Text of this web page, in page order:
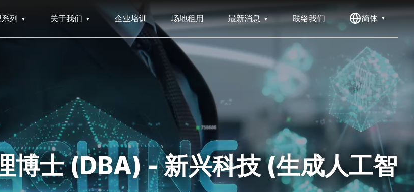
列 关于我们 企业培训 场地租用 最新消息 联络我们 简体
博士 (DBA) - 新兴科技 (生成人工智